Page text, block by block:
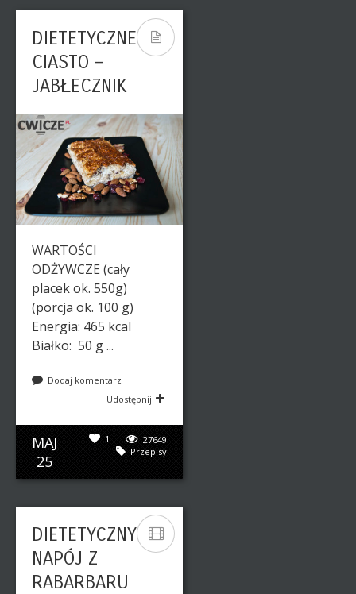
DIETETYCZNE
CIASTO –
JABŁECZNIK
WARTOŚCI
ODŻYWCZE (cały
placek ok. 550g)
(porcja ok. 100 g)
Energia: 465 kcal
Białko: 50 g ...
Dodaj komentarz
Udostępnij
MAJ
25
27649
1
Przepisy
DIETETYCZNY
NAPÓJ Z
RABARBARU